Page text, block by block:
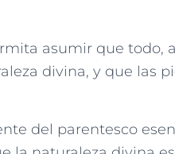
asumir que todo,
divina, y que las
del parentesco